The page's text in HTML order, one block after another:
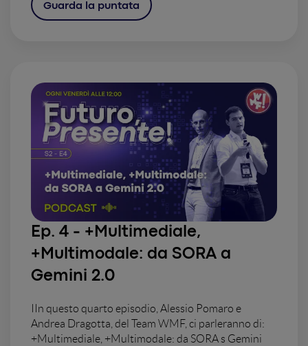
Guarda la puntata
Ep. 4 - +Multimediale,
+Multimodale: da SORA a
Gemini 2.0
IIn questo quarto episodio, Alessio Pomaro e
Andrea Dragotta, del Team WMF, ci parleranno di:
+Multimediale, +Multimodale: da SORA s Gemini